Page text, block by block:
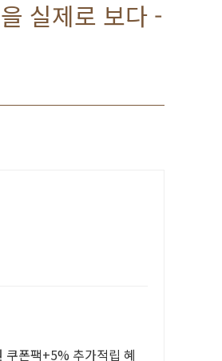
실제로 보다 -
쿠폰팩+5% 추가적립 혜